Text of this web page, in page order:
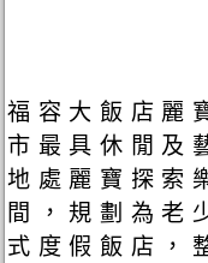
福容大飯店
市最具休閒及
地處麗寶探索
間，規劃為老
式度假飯店，